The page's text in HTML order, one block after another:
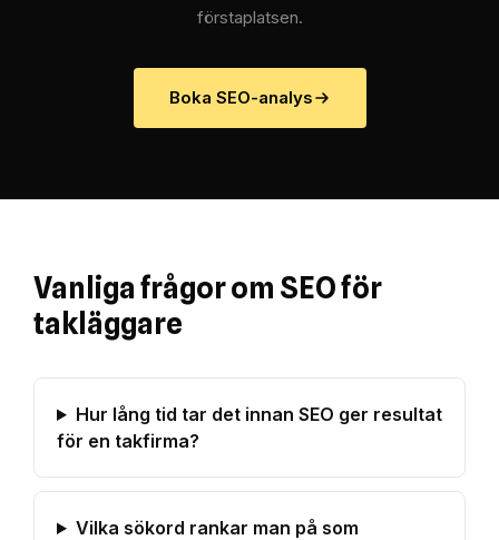
förstaplatsen.
Boka SEO-analys
Vanliga frågor om SEO för
takläggare
Hur lång tid tar det innan SEO ger resultat
för en takfirma?
Vilka sökord rankar man på som